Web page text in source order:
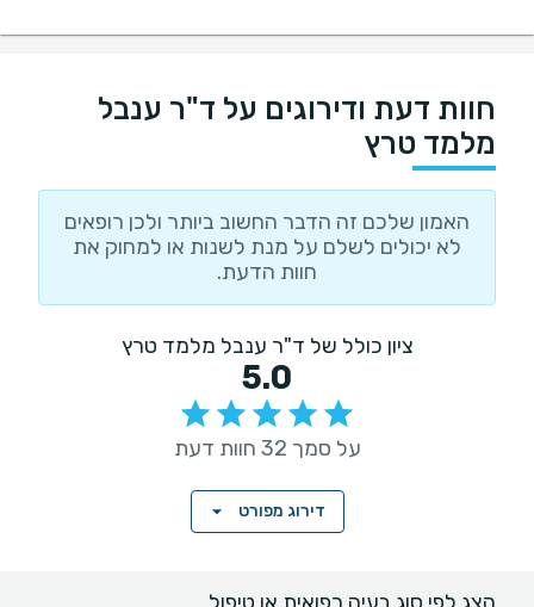
חוות דעת ודירוגים על ד"ר ענבל
מלמד טרץ
האמון שלכם זה הדבר החשוב ביותר ולכן רופאים
לא יכולים לשלם על מנת לשנות או למחוק את
חוות הדעת.
ציון כולל של ד"ר ענבל מלמד טרץ
5.0
על סמך 32 חוות דעת
דירוג מפורט